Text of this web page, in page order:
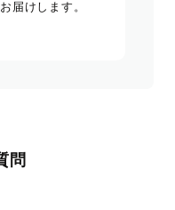
届けします。
問